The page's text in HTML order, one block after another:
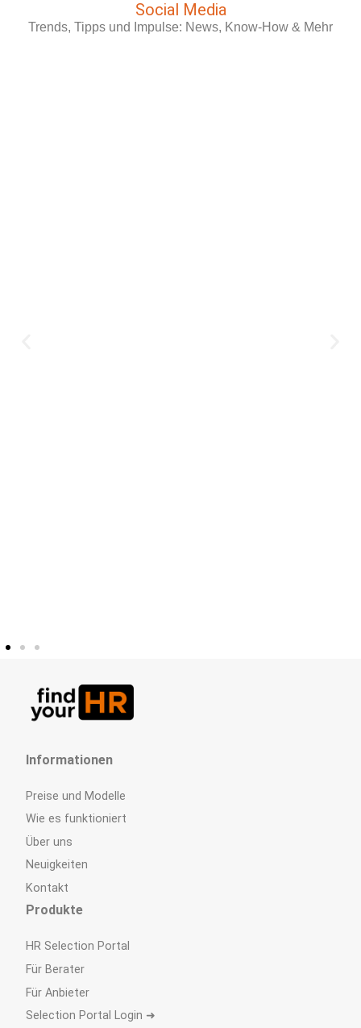
Social Media
Trends, Tipps und Impulse: News, Know-How & Mehr
Informationen
Preise und Modelle
Wie es funktioniert
Über uns
Neuigkeiten
Kontakt
Produkte
HR Selection Portal
Für Berater
Für Anbieter
Selection Portal Login ➜